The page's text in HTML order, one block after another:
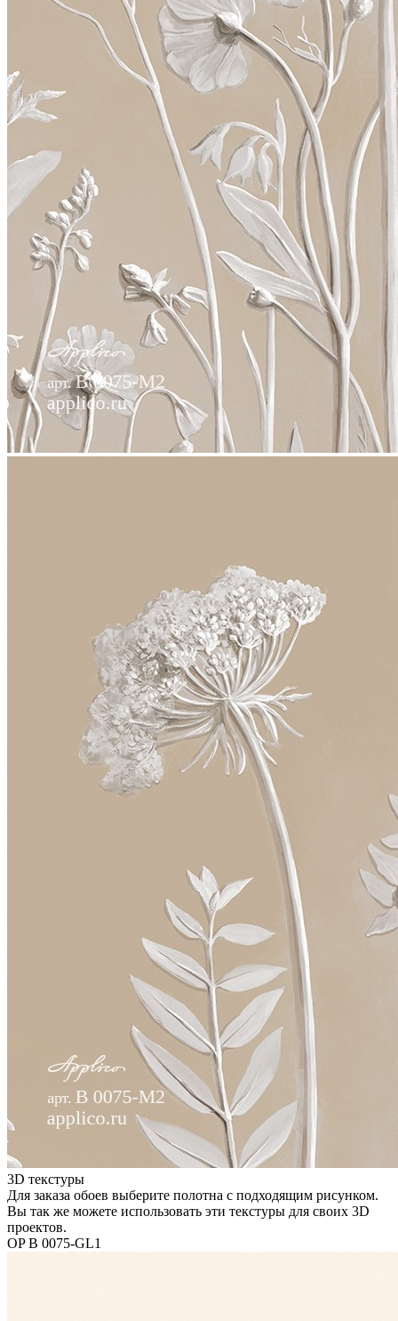
3D текстуры
Для заказа обоев выберите полотна с подходящим рисунком.
Вы так же можете использовать эти текстуры для своих 3D
проектов.
OP B 0075-GL1